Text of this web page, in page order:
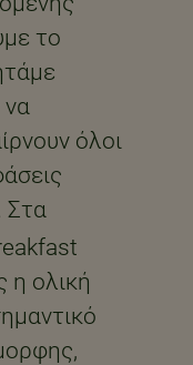
το
όλοι
Στα
η ολική